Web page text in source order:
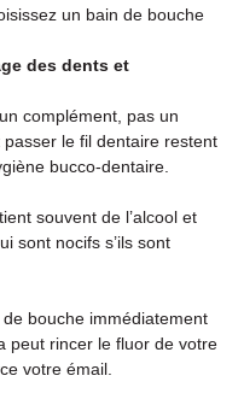
un bain de bouche
des dents et
complément, pas un
le fil dentaire restent
bucco-dentaire.
souvent de l’alcool et
sont nocifs s’ils sont
de bouche immédiatement
peut rincer le fluor de votre
votre émail.